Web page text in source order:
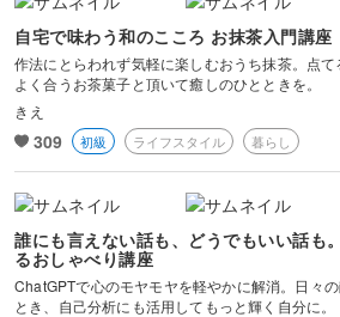
自宅で味わう和のこころ お抹茶入門講座
作法にとらわれず気軽に楽しむおうち抹茶。点て
よく合うお茶菓子と頂いて癒しのひとときを。
きえ
309 初級 ライフスタイル 暮らし
誰にも言えない話も、どうでもいい話も
るおしゃべり講座
ChatGPTで心のモヤモヤを軽やかに解消。日々
とき、自己分析にも活用してもっと輝く自分に。